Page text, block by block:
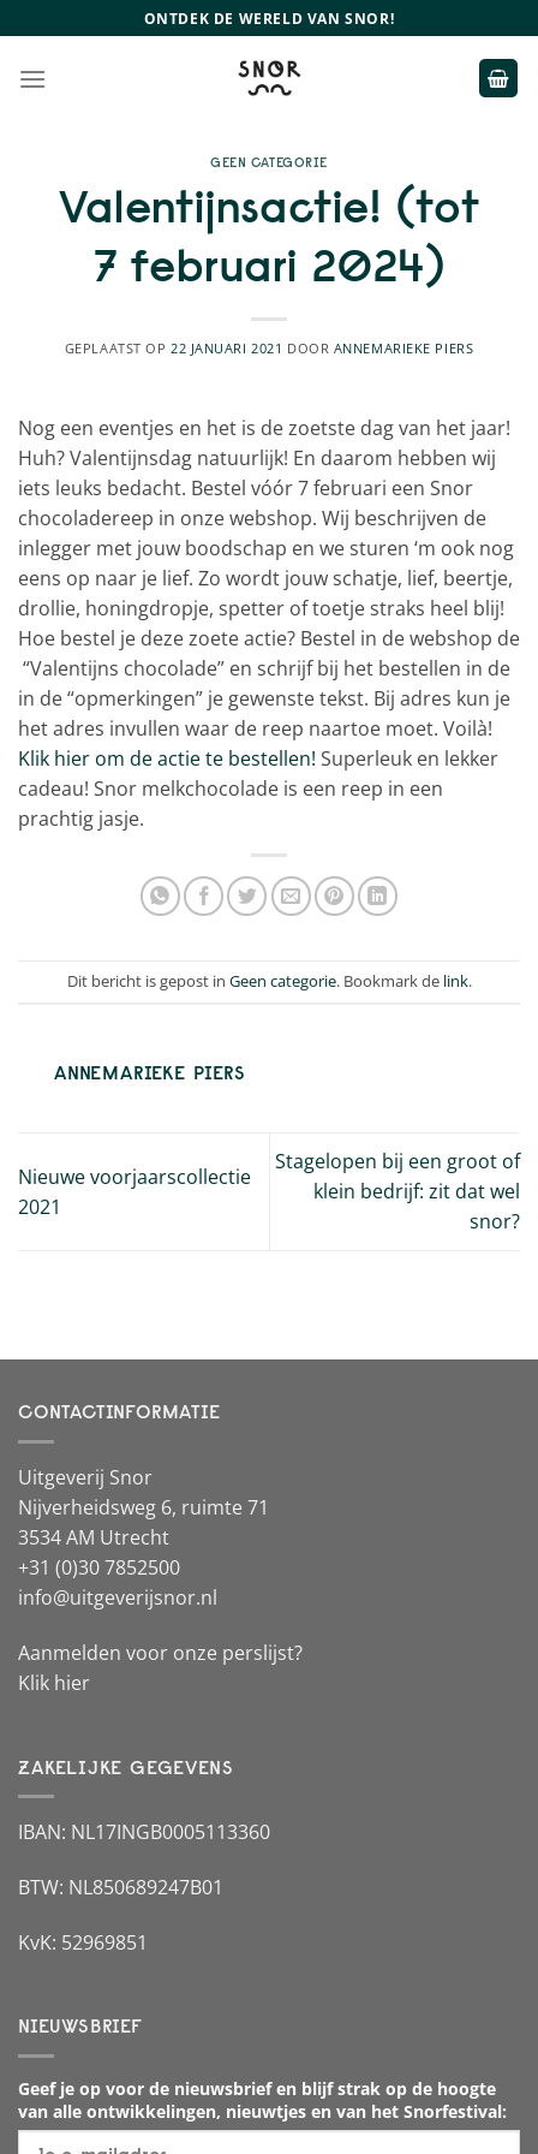
naar
inhoud
ONTDEK DE WERELD VAN SNOR!
GEEN CATEGORIE
Valentijnsactie! (tot
7 februari 2024)
GEPLAATST OP 22 JANUARI 2021 DOOR ANNEMARIEKE PIERS
Nog een eventjes en het is de zoetste dag van het jaar!
Huh? Valentijnsdag natuurlijk! En daarom hebben wij
iets leuks bedacht. Bestel vóór 7 februari een Snor
chocoladereep in onze webshop. Wij beschrijven de
inlegger met jouw boodschap en we sturen ‘m ook nog
eens op naar je lief. Zo wordt jouw schatje, lief, beertje,
drollie, honingdropje, spetter of toetje straks heel blij!
Hoe bestel je deze zoete actie? Bestel in de webshop de
“Valentijns chocolade” en schrijf bij het bestellen in de
in de “opmerkingen” je gewenste tekst. Bij adres kun je
het adres invullen waar de reep naartoe moet. Voilà!
Klik hier om de actie te bestellen! Superleuk en lekker
cadeau! Snor melkchocolade is een reep in een
prachtig jasje.
Dit bericht is gepost in Geen categorie. Bookmark de link.
ANNEMARIEKE PIERS
Nieuwe voorjaarscollectie
2021
Stagelopen bij een groot of
klein bedrijf: zit dat wel
snor?
CONTACTINFORMATIE
Uitgeverij Snor
Nijverheidsweg 6, ruimte 71
3534 AM Utrecht
+31 (0)30 7852500
info@uitgeverijsnor.nl
Aanmelden voor onze perslijst?
Klik hier
ZAKELIJKE GEGEVENS
IBAN: NL17INGB0005113360
BTW: NL850689247B01
KvK: 52969851
NIEUWSBRIEF
Geef je op voor de nieuwsbrief en blijf strak op de hoogte
van alle ontwikkelingen, nieuwtjes en van het Snorfestival: